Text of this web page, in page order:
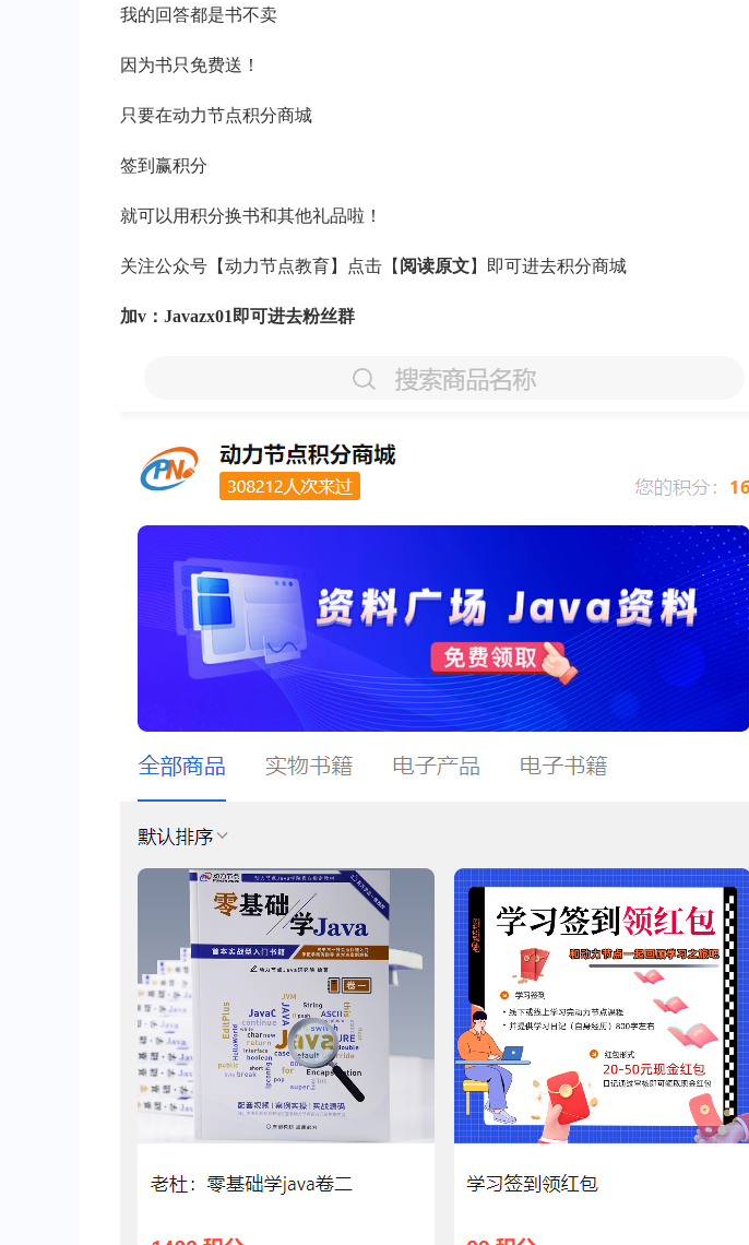
我的回答都是书不卖
因为书只免费送！
只要在动力节点积分商城
签到赢积分
就可以用积分换书和其他礼品啦！
关注公众号【动力节点教育】点击【 阅读原文】即可进去积分商城
加v：Javazx01即可进去粉丝群